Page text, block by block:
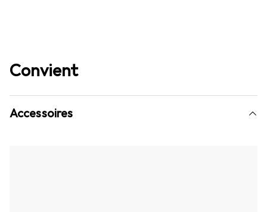
Convient
Accessoires